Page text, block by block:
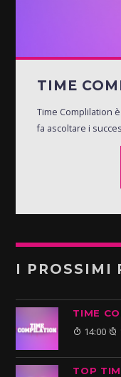
TIME
Time Complilation
fa ascoltare i
I PROSSIMI
TIME
14:00
TOP